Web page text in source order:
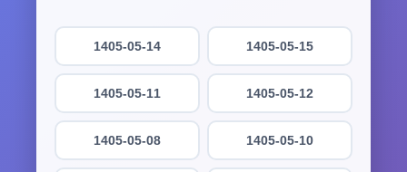
1405-05-15
1405-05-14
1405-05-12
1405-05-11
1405-05-10
1405-05-08